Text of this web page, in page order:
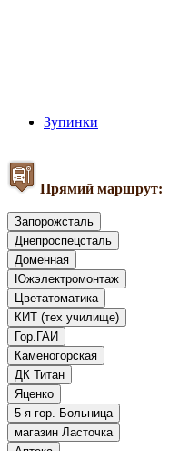
Зупинки
Прямий маршрут:
Запорожсталь
Днепроспецсталь
Доменная
Южэлектромонтаж
Цветатоматика
КИТ (тех училище)
Гор.ГАИ
Каменогорская
ДК Титан
Яценко
5-я гор. Больница
магазин Ласточка